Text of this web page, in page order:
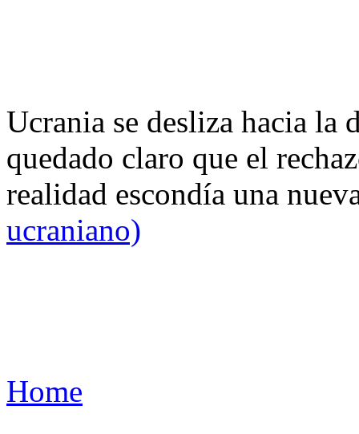
Ucrania se desliza hacia
quedado claro que el
realidad escondía una
ucraniano)
Home